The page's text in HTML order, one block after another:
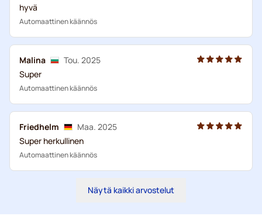
hyvä
Automaattinen käännös
Malina
Tou. 2025
Super
Automaattinen käännös
Friedhelm
Maa. 2025
Super herkullinen
Automaattinen käännös
Näytä kaikki arvostelut